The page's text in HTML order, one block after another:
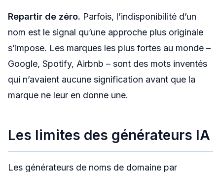
Repartir de zéro. Parfois, l’indisponibilité d’un
nom est le signal qu’une approche plus originale
s’impose. Les marques les plus fortes au monde –
Google, Spotify, Airbnb – sont des mots inventés
qui n’avaient aucune signification avant que la
marque ne leur en donne une.
Les limites des générateurs IA
Les générateurs de noms de domaine par